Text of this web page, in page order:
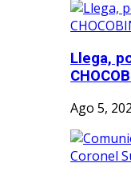
Llega,
Ago 5,